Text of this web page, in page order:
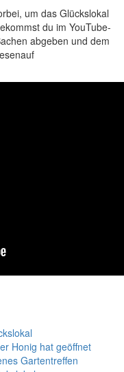
um das Glückslokal
du im YouTube-
abgeben und dem
Honig hat geöffnet
Gartentreffen